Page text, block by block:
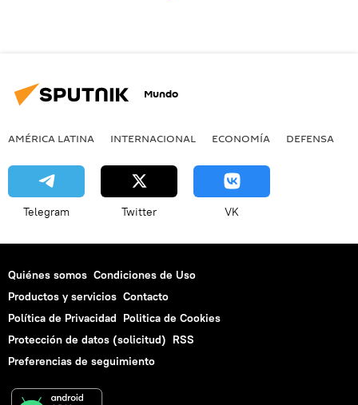
Mundo
AMÉRICA LATINA INTERNACIONAL ECONOMÍA DEFENSA
Telegram Twitter VK
Quiénes somos Condiciones de Uso
Productos y servicios Contacto
Política de Privacidad Politica de Cookies
Protección de datos (solicitud) RSS
Preferencias de seguimiento